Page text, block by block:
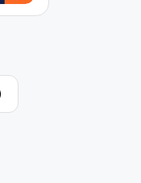
Object Storage untuk